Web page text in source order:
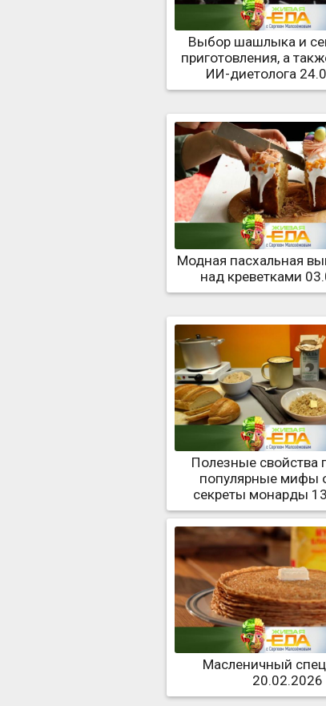
Выбор шашлыка и
приготовления, а
ИИ-диетолога
Модная пасхальная
над креветками
Полезные свойства
популярные мифы
секреты монарды
Масленичный
20.02.2026